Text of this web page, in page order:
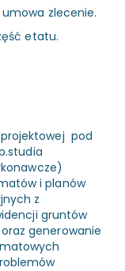
zlecenie.
etatu.
pod
i planów
z
gruntów
generowanie